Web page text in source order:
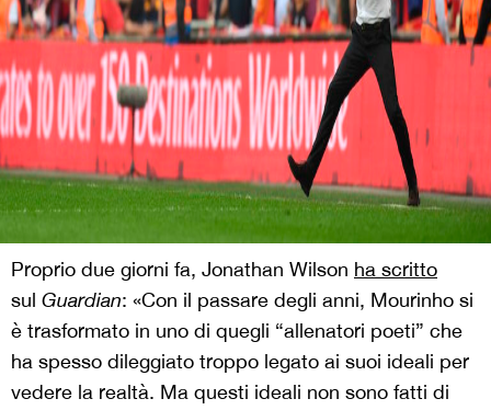
Proprio due giorni fa, Jonathan Wilson ha scritto
sul Guardian: «Con il passare degli anni, Mourinho si
è trasformato in uno di quegli “allenatori poeti” che
ha spesso dileggiato troppo legato ai suoi ideali per
vedere la realtà. Ma questi ideali non sono fatti di